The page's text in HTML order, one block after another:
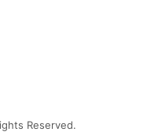
Reserved.